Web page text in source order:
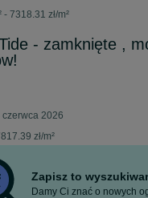
- 7318.31 zł/m²
- zamknięte ,
2026
zł/m²
Zapisz to
Damy Ci znać o nowych